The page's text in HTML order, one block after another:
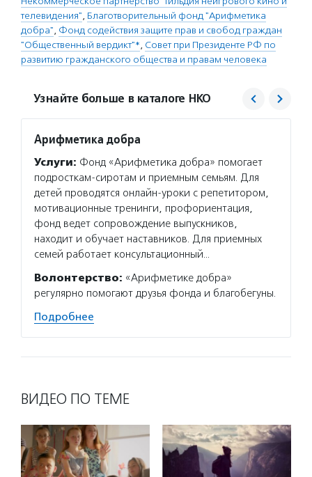
телевидения", Благотворительный фонд "Арифметика
добра", Фонд содействия защите прав и свобод граждан
"Общественный вердикт"*, Совет при Президенте РФ по
развитию гражданского общества и правам человека
Узнайте больше в каталоге НКО
Арифметика добра
Услуги: Фонд «Арифметика добра» помогает
подросткам-сиротам и приемным семьям. Для
детей проводятся онлайн-уроки с репетитором,
мотивационные тренинги, профориентация,
фонд ведет сопровождение выпускников,
находит и обучает наставников. Для приемных
семей работает консультационный…
Волонтерство: «Арифметике добра»
регулярно помогают друзья фонда и благобегуны.
Подробнее
ВИДЕО ПО ТЕМЕ